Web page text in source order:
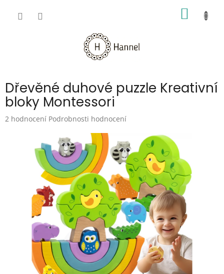
Dřevěné duhové puzzle Kreativní
bloky Montessori
Průměrné
2 hodnocení Podrobnosti hodnocení